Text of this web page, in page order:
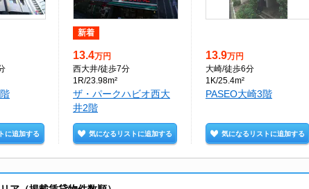
に追加する
新着
13.4万円
西大井/徒歩7分
1R/23.98m²
ザ・パークハビオ西大
井2階
気になるリストに追加する
13.9万円
大崎/徒歩6分
1K/25.4m²
PASEO大崎3階
気になるリストに追加する